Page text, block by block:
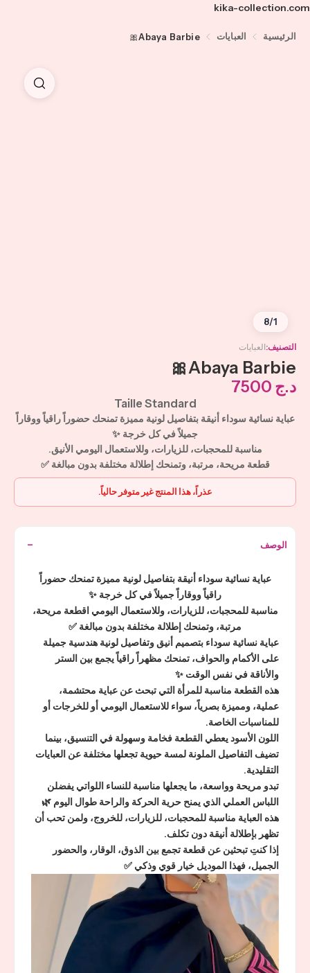
kika-collection.com
الرئيسية العبايات Abaya Barbie🎀
1
/
8
التصنيف العبايات
Abaya Barbie🎀
د.ج
Taille Standard
عباية نسائية سوداء أنيقة بتفاصيل لونية مميزة تمنحك حضوراً راقياً ووقاراً
جميلاً في كل خرجة ✨
مناسبة للمحجبات، للزيارات، وللاستعمال اليومي الأنيق.
قطعة مريحة، مرتبة، وتمنحك إطلالة مختلفة بدون مبالغة ✅
عذراً، هذا المنتج غير متوفر حالياً.
الوصف
عباية نسائية سوداء أنيقة بتفاصيل لونية مميزة تمنحك حضوراً
راقياً ووقاراً جميلاً في كل خرجة ✨
مناسبة للمحجبات، للزيارات، وللاستعمال اليومي اقطعة مريحة،
مرتبة، وتمنحك إطلالة مختلفة بدون مبالغة ✅
عباية نسائية سوداء بتصميم أنيق وتفاصيل لونية هندسية جميلة
على الأكمام والحواف، تمنحك مظهراً راقياً يجمع بين الستر
والأناقة في نفس الوقت ✨
هذه القطعة مناسبة للمرأة التي تبحث عن عباية محتشمة،
عملية، ومميزة بصرياً، سواء للاستعمال اليومي أو للخرجات أو
للمناسبات الخاصة.
اللون الأسود يعطي القطعة فخامة وسهولة في التنسيق، بينما
تضيف التفاصيل الملونة لمسة حيوية تجعلها مختلفة عن العبايات
التقليدية.
تبدو مريحة وواسعة، ما يجعلها مناسبة للنساء اللواتي يفضلن
اللباس العملي الذي يمنح حرية الحركة والراحة طوال اليوم 🌿
هذه العباية مناسبة للمحجبات، للزيارات، للخروج، ولمن تحب أن
تظهر بإطلالة أنيقة دون تكلف.
إذا كنتِ تبحثين عن قطعة تجمع بين الذوق، الوقار، والحضور
الجميل، فهذا الموديل خيار قوي وذكي ✅